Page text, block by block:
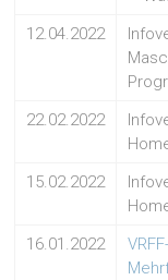
12.04.2022
22.02.2022
15.02.2022
16.01.2022